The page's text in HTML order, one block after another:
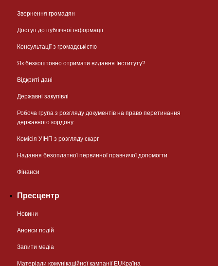
Звернення громадян
Доступ до публічної інформації
Консультації з громадськістю
Як безкоштовно отримати видання Інституту?
Відкриті дані
Державні закупівлі
Робоча група з розгляду документів на право перетинання
державного кордону
Комісія УІНП з розгляду скарг
Надання безоплатної первинної правничої допомогти
Фінанси
Пресцентр
Новини
Анонси подій
Запити медіа
Матеріали комунікаційної кампанії EUКраїна